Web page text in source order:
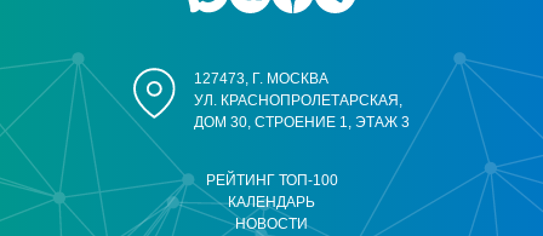
РЕЙТИНГ ТОП-100
КАЛЕНДАРЬ
НОВОСТИ
127473, Г. МОСКВА
УЛ. КРАСНОПРОЛЕТАРСКАЯ,
ДОМ 30, СТРОЕНИЕ 1, ЭТАЖ 3